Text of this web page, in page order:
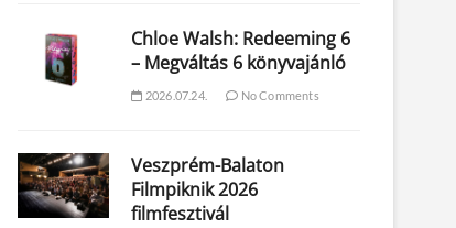
Chloe Walsh: Redeeming 6
– Megváltás 6 könyvajánló
2026.07.24. No Comments
Veszprém-Balaton
Filmpiknik 2026
filmfesztivál